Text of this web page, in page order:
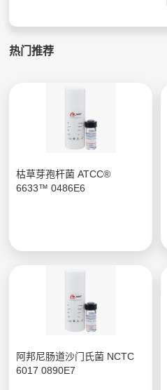
热门推荐
枯草芽孢杆菌 ATCC®
6633™ 0486E6
阿邦尼肠道沙门氏菌 NCTC
6017 0890E7